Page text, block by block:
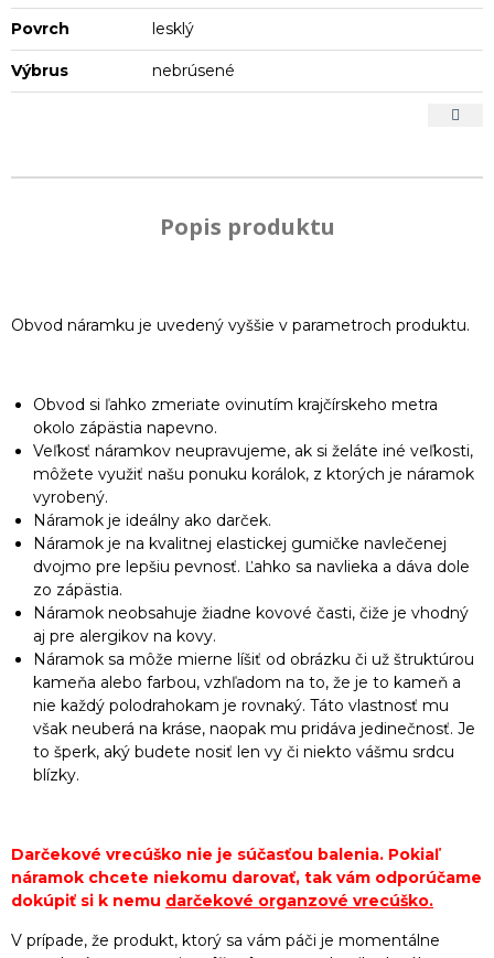
Povrch lesklý
Výbrus nebrúsené
Popis produktu
Obvod náramku je uvedený vyššie v parametroch produktu.
Obvod si ľahko zmeriate ovinutím krajčírskeho metra
okolo zápästia napevno.
Veľkosť náramkov neupravujeme, ak si želáte iné veľkosti,
môžete využiť našu ponuku korálok, z ktorých je náramok
vyrobený.
Náramok je ideálny ako darček.
Náramok je na kvalitnej elastickej gumičke navlečenej
dvojmo pre lepšiu pevnosť. Ľahko sa navlieka a dáva dole
zo zápästia.
Náramok neobsahuje žiadne kovové časti, čiže je vhodný
aj pre alergikov na kovy.
Náramok sa môže mierne líšiť od obrázku či už štruktúrou
kameňa alebo farbou, vzhľadom na to, že je to kameň a
nie každý polodrahokam je rovnaký. Táto vlastnosť mu
však neuberá na kráse, naopak mu pridáva jedinečnosť. Je
to šperk, aký budete nosiť len vy či niekto vášmu srdcu
blízky.
Darčekové vrecúško nie je súčasťou balenia. Pokiaľ
náramok chcete niekomu darovať, tak vám odporúčame
dokúpiť si k nemu darčekové organzové vrecúško.
V prípade, že produkt, ktorý sa vám páči je momentálne